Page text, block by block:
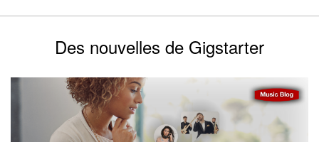
Des nouvelles de Gigstarter